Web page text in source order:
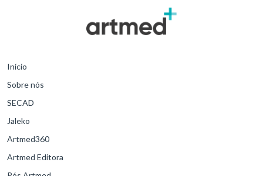
Início
Sobre nós
SECAD
Jaleko
Artmed360
Artmed Editora